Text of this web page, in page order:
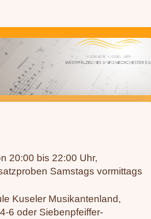
20:00 bis 22:00 Uhr,
Samstags vormittags
Kuseler Musikantenland,
6 oder Siebenpfeiffer-